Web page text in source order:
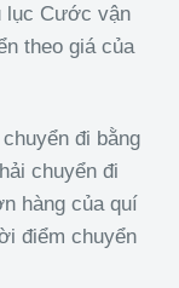
lục Cước vận
theo giá của
đi bằng
chuyển đi
hàng của quí
điểm chuyển